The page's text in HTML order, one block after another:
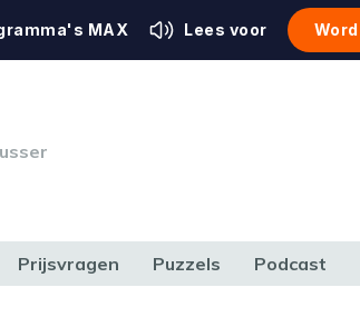
MAX Lees voor
Prijsvragen Puzzels Podcast